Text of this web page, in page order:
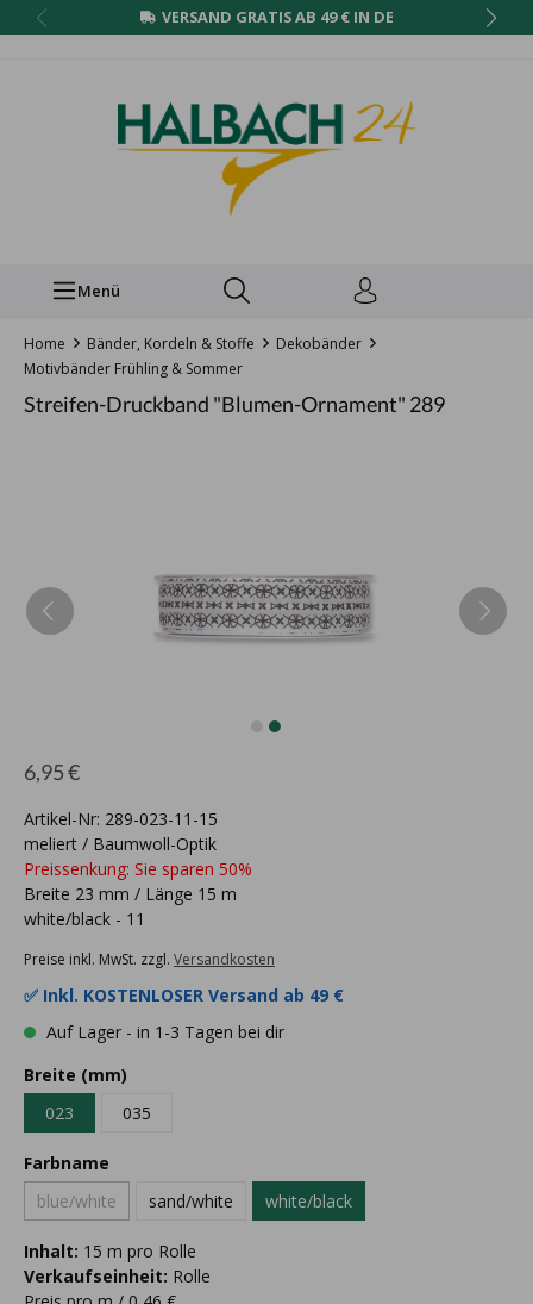
VERSAND GRATIS AB 49 € IN DE
Menü
Home Bänder, Kordeln & Stoffe
Dekobänder
Motivbänder Frühling & Sommer
Streifen-Druckband "Blumen-Ornament" 289
6,95 €
Artikel-Nr: 289-023-11-15
meliert / Baumwoll-Optik
Preissenkung: Sie sparen 50%
Breite 23 mm / Länge 15 m
white/black - 11
Preise inkl. MwSt. zzgl. Versandkosten
✅ Inkl. KOSTENLOSER Versand ab 49 €
Auf Lager - in 1-3 Tagen bei dir
Breite (mm)
023
035
Farbname
blue/white
sand/white white/black
Inhalt: 15 m pro Rolle
Verkaufseinheit: Rolle